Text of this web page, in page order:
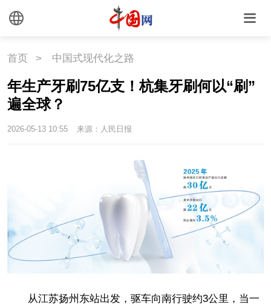
首页 > 中国式现代化之路
年生产牙刷75亿支！杭集牙刷何以“刷”
遍全球？
2026-05-13 10:55 来源：人民日报
从江苏扬州东站出发，驱车向南行驶约3公里，当一